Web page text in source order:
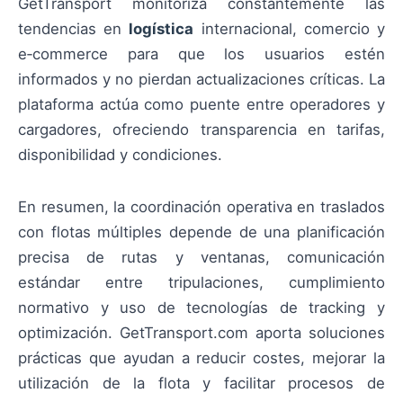
tendencias en logística internacional, comercio y
e‑commerce para que los usuarios estén
informados y no pierdan actualizaciones críticas. La
plataforma actúa como puente entre operadores y
cargadores, ofreciendo transparencia en tarifas,
disponibilidad y condiciones.
En resumen, la coordinación operativa en traslados
con flotas múltiples depende de una planificación
precisa de rutas y ventanas, comunicación
estándar entre tripulaciones, cumplimiento
normativo y uso de tecnologías de tracking y
optimización. GetTransport.com aporta soluciones
prácticas que ayudan a reducir costes, mejorar la
utilización de la flota y facilitar procesos de